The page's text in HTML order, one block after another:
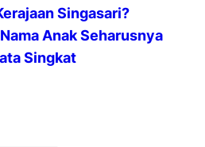
Singasari?
Anak Seharusnya
Singkat